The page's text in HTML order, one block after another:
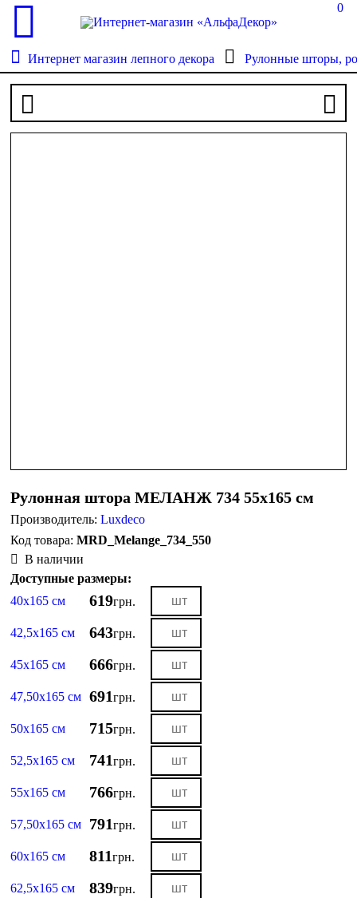
0
Интернет магазин лепного декора Рулонные шторы,
Рулонная штора МЕЛАНЖ 734 55х165 см
Производитель:Luxdeco
MRD_Melange_734_550
В наличии
Доступные размеры:
40х165 см
619грн.
42,5х165 см 643грн.
45х165 см 666грн.
47,50х165 см 691грн.
50х165 см 715грн.
52,5х165 см 741грн.
55х165 см 766грн.
57,50х165 см 791грн.
60х165 см 811грн.
62,5х165 см 839грн.